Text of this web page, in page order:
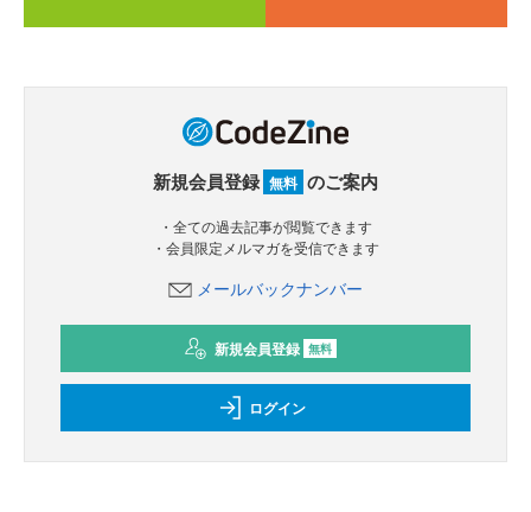
新規会員登録 無料 のご案内
・全ての過去記事が閲覧できます
・会員限定メルマガを受信できます
メールバックナンバー
新規会員登録 無料
ログイン